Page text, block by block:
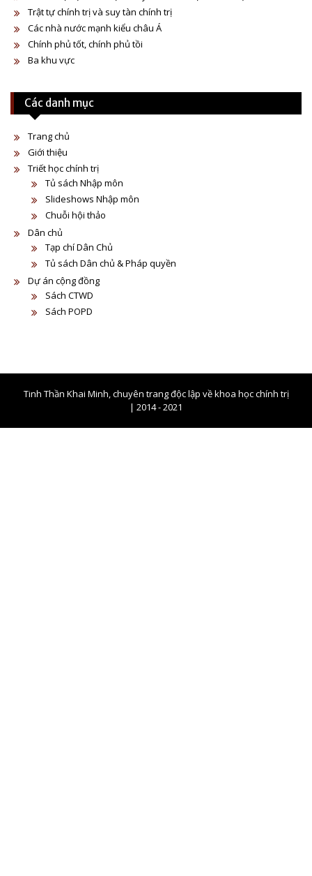
Trật tự chính trị và suy tàn chính trị
Các nhà nước mạnh kiểu châu Á
Chính phủ tốt, chính phủ tồi
Ba khu vực
Các danh mục
Trang chủ
Giới thiệu
Triết học chính trị
Tủ sách Nhập môn
Slideshows Nhập môn
Chuỗi hội thảo
Dân chủ
Tạp chí Dân Chủ
Tủ sách Dân chủ & Pháp quyền
Dự án cộng đồng
Sách CTWD
Sách POPD
Tinh Thần Khai Minh, chuyên trang độc lập về khoa học chính trị
| 2014 - 2021